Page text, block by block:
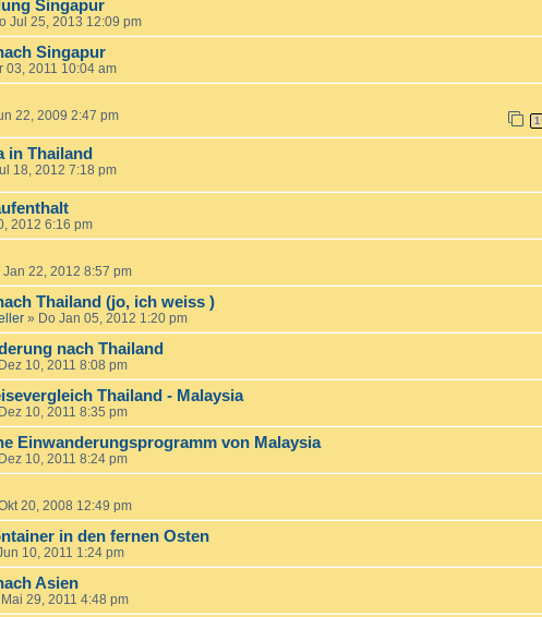
Singapur
Jul 25, 2013 12:09 pm
Singapur
03, 2011 10:04 am
22, 2009 2:47 pm 1
in Thailand
18, 2012 7:18 pm
2012 6:16 pm
Jan 22, 2012 8:57 pm
Thailand (jo, ich weiss )
» Do Jan 05, 2012 1:20 pm
nach Thailand
10, 2011 8:08 pm
Thailand - Malaysia
10, 2011 8:35 pm
Einwanderungsprogramm von Malaysia
10, 2011 8:24 pm
20, 2008 12:49 pm
in den fernen Osten
10, 2011 1:24 pm
Asien
29, 2011 4:48 pm